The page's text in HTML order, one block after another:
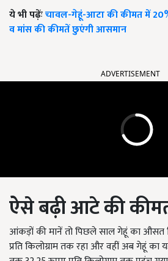
ये भी पढ़ेंःचावल-गेहूं-आटा की कीमत में
व मांस की कीमतें छुएंगी आसमान
ADVERTISEMENT
ऐसे बढ़ी आटे की
आंकड़ों की मानें तो पिछले साल गेहूं का औसत
प्रति किलोग्राम तक रहा और वहीं अब गेहूं का